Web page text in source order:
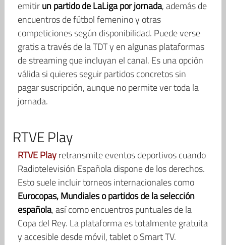
emitirun partido de LaLiga por jornada, además de
encuentros de fútbol femenino y otras
competiciones según disponibilidad. Puede verse
gratis a través de la TDT y en algunas plataformas
de streaming que incluyan el canal. Es una opción
válida si quieres seguir partidos concretos sin
pagar suscripción, aunque no permite ver toda la
jornada.
RTVE Play
RTVE Playretransmite eventos deportivos cuando
Radiotelevisión Española dispone de los derechos.
Esto suele incluir torneos internacionales como
Eurocopas, Mundiales o partidos de la selección
española, así como encuentros puntuales de la
Copa del Rey. La plataforma es totalmente gratuita
y accesible desde móvil, tablet o Smart TV.